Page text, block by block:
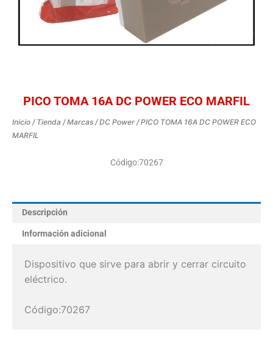
PICO TOMA 16A DC POWER ECO MARFIL
Inicio / Tienda /Marcas /DC Power / PICO TOMA 16A DC POWER ECO
MARFIL
Código:70267
Descripción
Información adicional
Dispositivo que sirve para abrir y cerrar circuito
eléctrico.
Código:70267